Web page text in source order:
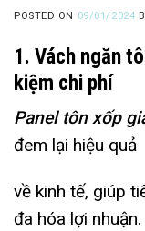
POSTED ON 09/01/2024
1. Vách ngăn
kiệm chi phí
Panel tôn xốp
đem lại hiệu quả
về kinh tế, giúp
đa hóa lợi